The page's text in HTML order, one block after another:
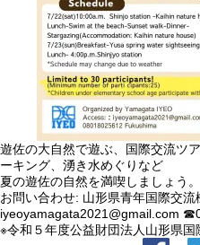
遊佐の大自然で遊ぶ、国際交流ツ
ーキング、湧き水めぐりなど
夏の遊佐の自然を満喫しましょう。
お問い合わせ: 山形県青年国際交
iyeoyamagata2021@gmail.com
※令和５年度公益財団法人山形県